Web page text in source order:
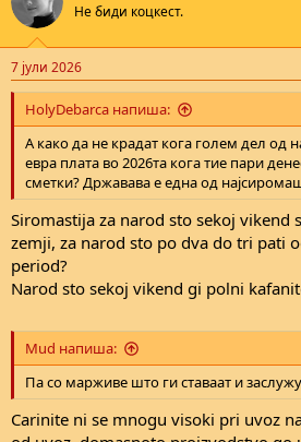
i
n
s
:
Не биди коцкест.
7 јули 2026
HolyDebarca напиша:
А како да не крадат кога голем дел од
евра плата во 2026та кога тие пари
сметки? Државава е една од
Siromastija za narod sto sekoj vikend
zemji, za narod sto po dva do tri pati
period?
Narod sto sekoj vikend gi polni
Mud напиша:
Па со марживе што ги ставаат и
Carinite ni se mnogu visoki pri uvoz